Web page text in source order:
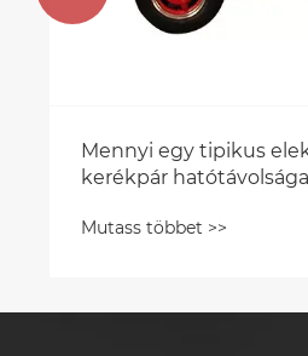
Mennyi egy tipikus
kerékpár
Mutass többet >>